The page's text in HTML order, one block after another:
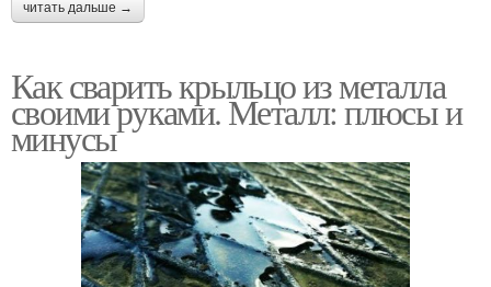
читать дальше →
Как сварить крыльцо из металла
своими руками. Металл: плюсы и
минусы